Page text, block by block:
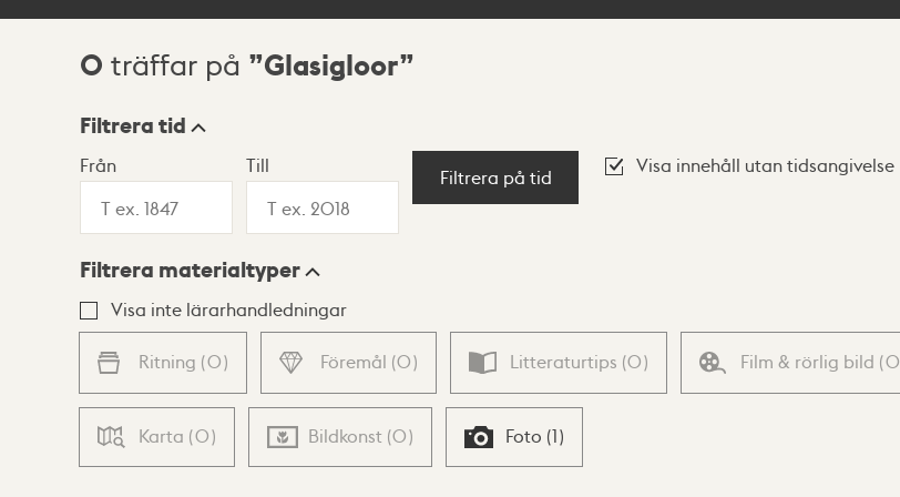
Sökresultat
0 träffar på Glasigloor
Visningsläge
Lista Karta
Filtrera tid
Från Till
Filtrera på tid
Visa innehåll utan tidsangivelse
Filtrera materialtyper
Visa inte lärarhandledningar
Ritning (0) Föremål (0) Litteraturtips (0) Film & rörlig bild (0
Karta (0) Bildkonst (0) Foto (1)